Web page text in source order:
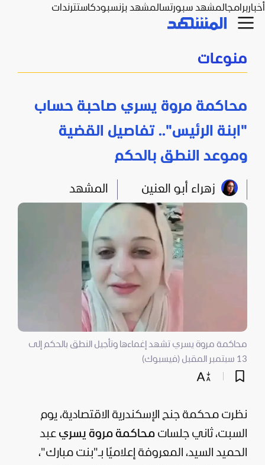
أخباربرامجالمشهد سبورتسالمشهد بزنسبودكاستترندات
منوعات
محاكمة مروة يسري صاحبة حساب
"ابنة الرئيس".. تفاصيل القضية
وموعد النطق بالحكم
زهراء أبو العنين المشهد
محاكمة مروة يسري تشهد إغماءها وتأجيل النطق بالحكم إلى
13 سبتمبر المقبل (فيسبوك)
نظرت محكمة جنح الإسكندرية الاقتصادية، يوم
السبت، ثاني جلسات محاكمة مروة يسري عبد
الحميد السيد، المعروفة إعلاميًا بـ"بنت مبارك"،